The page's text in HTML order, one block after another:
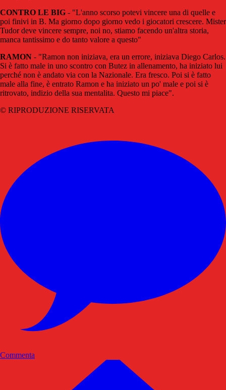
CONTRO LE BIG - "L'anno scorso potevi vincere una di quelle e
poi finivi in B. Ma giorno dopo giorno vedo i giocatori crescere. Mister
Tudor deve vincere sempre, noi no, stiamo facendo un'altra storia,
manca tantissimo e do tanto valore a questo"
RAMON - "Ramon non iniziava, era un errore, iniziava Diego Carlos.
Si è fatto male in uno scontro con Butez in allenamento, ha iniziato lui
perché non è andato via con la Nazionale. Era fresco. Poi si è fatto
male alla fine, è entrato Ramon e ha iniziato un po' male e poi si è
ritrovato, indizio della sua mentalita. Questo mi piace".
© RIPRODUZIONE RISERVATA
Commenta